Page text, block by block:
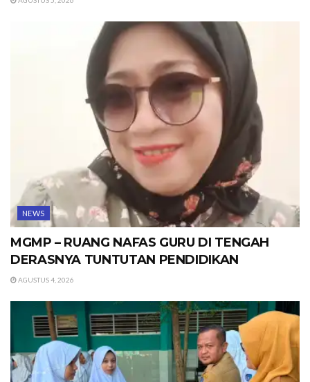
NEWS
MGMP – RUANG NAFAS GURU DI TENGAH
DERASNYA TUNTUTAN PENDIDIKAN
AGUSTUS 4, 2026